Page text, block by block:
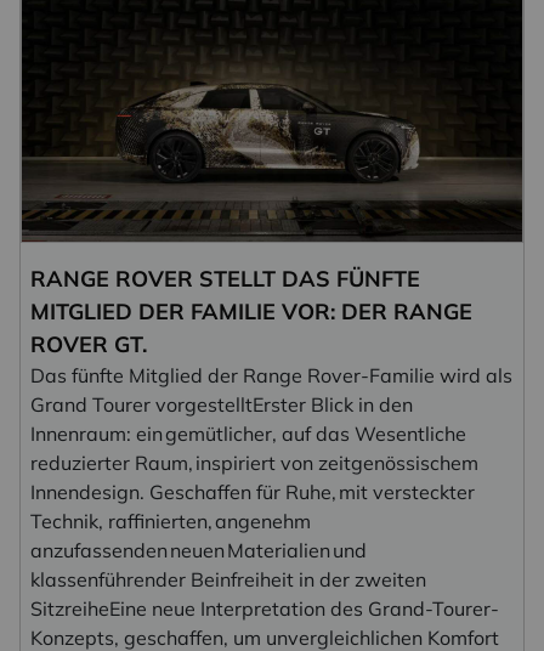
RANGE ROVER STELLT DAS FÜNFTE
MITGLIED DER FAMILIE VOR: DER RANGE
ROVER GT.
Das fünfte Mitglied der Range Rover-Familie wird als
Grand Tourer vorgestelltErster Blick in den
Innenraum: ein gemütlicher, auf das Wesentliche
reduzierter Raum, inspiriert von zeitgenössischem
Innendesign. Geschaffen für Ruhe, mit versteckter
Technik, raffinierten, angenehm
anzufassenden neuen Materialien und
klassenführender Beinfreiheit in der zweiten
SitzreiheEine neue Interpretation des Grand-Tourer-
Konzepts, geschaffen, um unvergleichlichen Komfort